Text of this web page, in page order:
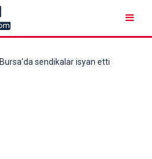
Bursa'da sendikalar isyan etti